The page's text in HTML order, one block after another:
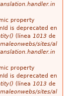
property
is deprecated en
(línea 1013 de
sites/al
property
is deprecated en
(línea 1013 de
sites/al